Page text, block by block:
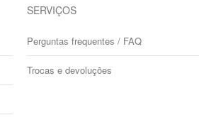
SERVIÇOS
Perguntas frequentes / FAQ
Trocas e devoluções